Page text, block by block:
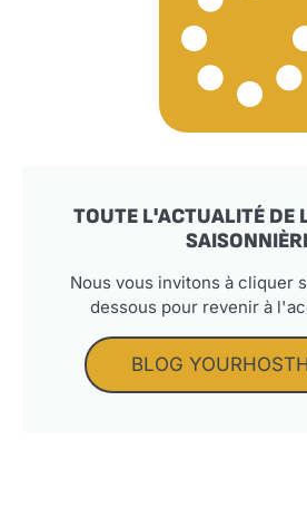
TOUTE L'ACTUALITÉ DE
Nous vous invitons à cliquer
dessous pour revenir à
BLOG